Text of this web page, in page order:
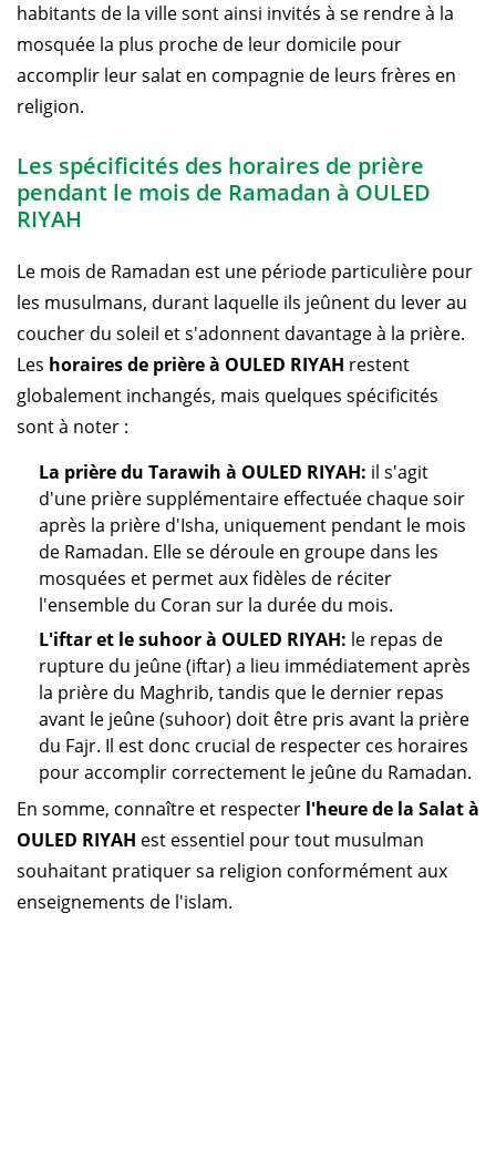
habitants de la ville sont ainsi invités à se rendre à la
mosquée la plus proche de leur domicile pour
accomplir leur salat en compagnie de leurs frères en
religion.
Les spécificités des horaires de prière
pendant le mois de Ramadan à OULED
RIYAH
Le mois de Ramadan est une période particulière pour
les musulmans, durant laquelle ils jeûnent du lever au
coucher du soleil et s'adonnent davantage à la prière.
Les horaires de prière à OULED RIYAH restent
globalement inchangés, mais quelques spécificités
sont à noter :
La prière du Tarawih à OULED RIYAH: il s'agit
d'une prière supplémentaire effectuée chaque soir
après la prière d'Isha, uniquement pendant le mois
de Ramadan. Elle se déroule en groupe dans les
mosquées et permet aux fidèles de réciter
l'ensemble du Coran sur la durée du mois.
L'iftar et le suhoor à OULED RIYAH: le repas de
rupture du jeûne (iftar) a lieu immédiatement après
la prière du Maghrib, tandis que le dernier repas
avant le jeûne (suhoor) doit être pris avant la prière
du Fajr. Il est donc crucial de respecter ces horaires
pour accomplir correctement le jeûne du Ramadan.
En somme, connaître et respecter l'heure de la Salat à
OULED RIYAH est essentiel pour tout musulman
souhaitant pratiquer sa religion conformément aux
enseignements de l'islam.